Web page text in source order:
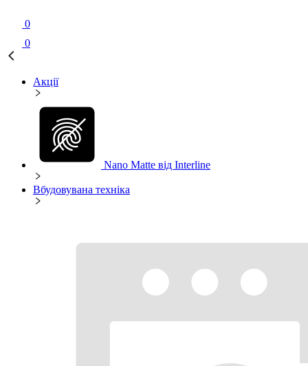
0
0
Акції
Nano Matte від Interline
Вбудовувана техніка